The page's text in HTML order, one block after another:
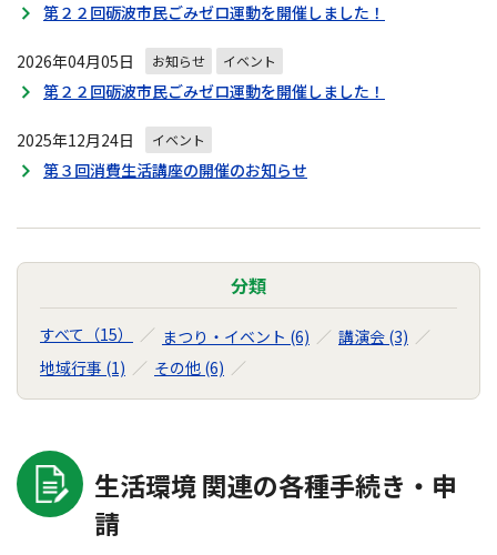
第２２回砺波市民ごみゼロ運動を開催しました！
2026年04月05日 お知らせ イベント
第２２回砺波市民ごみゼロ運動を開催しました！
2025年12月24日 イベント
第３回消費生活講座の開催のお知らせ
分類
すべて（15） まつり・イベント (6)
講演会 (3)
地域行事 (1)
その他 (6)
生活環境 関連の各種手続き・申
請